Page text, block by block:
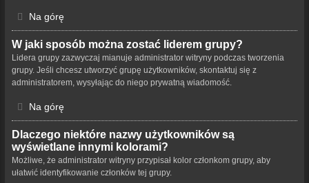
Na górę
W jaki sposób można zostać liderem grupy?
Lidera grupy zazwyczaj mianuje administrator witryny podczas tworzenia
grupy. Jeśli chcesz utworzyć grupę użytkowników, skontaktuj się z
administratorem, wysyłając do niego prywatną wiadomość.
Na górę
Dlaczego niektóre nazwy użytkowników są
wyświetlane innymi kolorami?
Możliwe, że administrator witryny przypisał kolor członkom grupy, aby
ułatwić identyfikowanie członków tej grupy.